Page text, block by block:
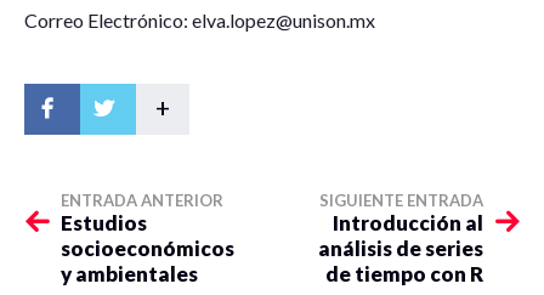
Correo Electrónico: elva.lopez@unison.mx
+
ENTRADA ANTERIOR
Estudios
socioeconómicos
y ambientales
SIGUIENTE ENTRADA
Introducción al
análisis de series
de tiempo con R